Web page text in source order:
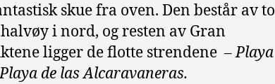
skue fra oven. Den består av to
i nord, og resten av Gran
ligger de flotte strendene –Playa
Playa de las Alcaravaneras.